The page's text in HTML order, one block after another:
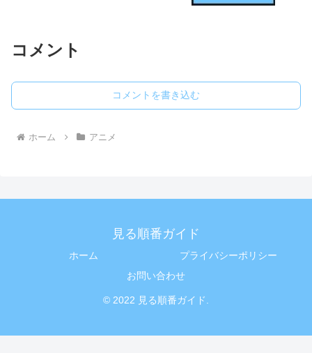
コメント
コメントを書き込む
ホーム アニメ
見る順番ガイド
ホーム
プライバシーポリシー
お問い合わせ
© 2022 見る順番ガイド.